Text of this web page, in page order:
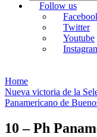
Follow us
Twitter
Youtube
Home
Nueva victoria de la
Panamericano de
10 – Ph